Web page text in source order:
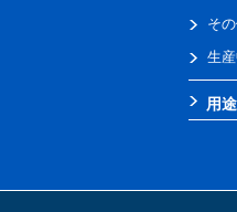
そ
生
用